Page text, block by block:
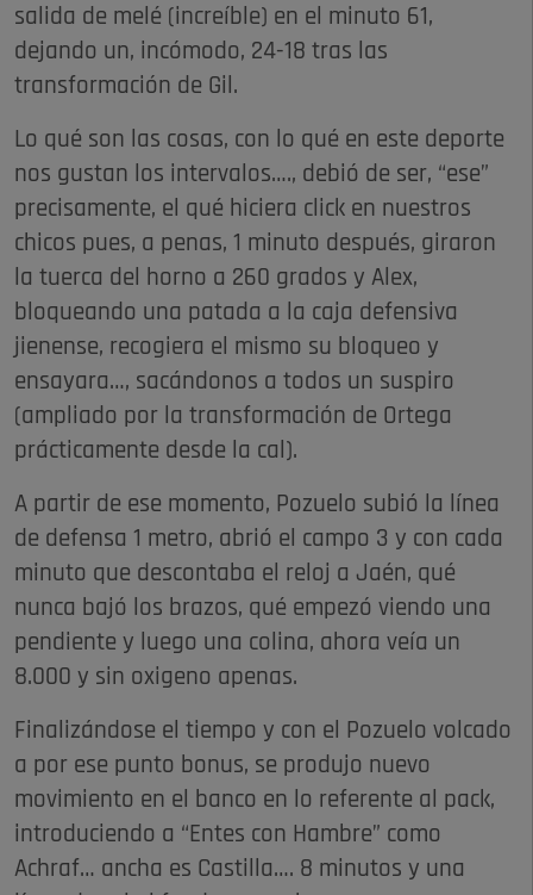
salida de melé (increíble) en el minuto 61,
dejando un, incómodo, 24-18 tras las
transformación de Gil.
Lo qué son las cosas, con lo qué en este deporte
nos gustan los intervalos…., debió de ser, “ese”
precisamente, el qué hiciera click en nuestros
chicos pues, a penas, 1 minuto después, giraron
la tuerca del horno a 260 grados y Alex,
bloqueando una patada a la caja defensiva
jienense, recogiera el mismo su bloqueo y
ensayara…, sacándonos a todos un suspiro
(ampliado por la transformación de Ortega
prácticamente desde la cal).
A partir de ese momento, Pozuelo subió la línea
de defensa 1 metro, abrió el campo 3 y con cada
minuto que descontaba el reloj a Jaén, qué
nunca bajó los brazos, qué empezó viendo una
pendiente y luego una colina, ahora veía un
8.000 y sin oxigeno apenas.
Finalizándose el tiempo y con el Pozuelo volcado
a por ese punto bonus, se produjo nuevo
movimiento en el banco en lo referente al pack,
introduciendo a “Entes con Hambre” como
Achraf… ancha es Castilla…. 8 minutos y una